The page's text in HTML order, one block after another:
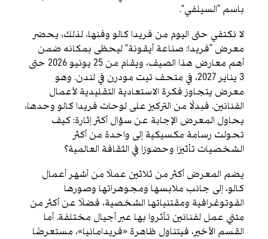
باسم “السيلفي”.
لا نكتفي حتى اليوم من فريدا كالو وفنها، لذلك، يحضر
معرض “فريدا: صناعة أيقونة” ليحظى بمكانه ضمن
أهم معارض هذا الصيف، ويقام من 25 يونيو 2026 حتى
3 يناير 2027، في متحف تيت مودرن في لندن. وهو
معرض يتجاوز فكرة الاستعادية التقليدية لأعمال
الفنانين. فبدلًا من التركيز على لوحات فريدا كالو وحدها،
يحاول المعرض الإجابة عن سؤال أكثر إثارة: كيف
تحولت رسامة مكسيكية إلى واحدة من أكثر
الشخصيات تأثيرًا وحضورًا في الثقافة العالمية؟
يضم المعرض أكثر من ثلاثين عملًا من أشهر أعمال
كالو، إلى جانب ملابسها ومجوهراتها وصورها
الفوتوغرافية ومقتنياتها الشخصية، فضلًا عن أكثر من
مئتي عمل لفنانين تأثروا بها عبر أجيال مختلفة. أما
القسم الأخير، فيتناول ظاهرة «فريدامانيا»، مستعرضًا